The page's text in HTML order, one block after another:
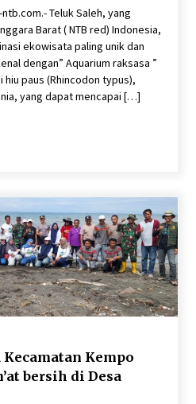
jadi DPO
Ketidakpastian
AMANKAN
DI KECAMATAN
SABU DISITA
Teluk Saleh, yang
Barat ( NTB red) Indonesia,
ekowisata paling unik dan
dengan” Aquarium raksasa ”
hiu paus (Rhincodon typus),
yang dapat mencapai […]
Kempo
bersih di Desa